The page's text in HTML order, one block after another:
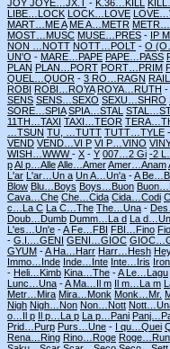
JOY JOYE…JX.T - K.36…KILL
LIBE…LOCK LOCK…LOVE
MART…ME A ME A…METR
MOST…MUSC MUSE…PRES - IP
NON …NOTT NOTT…POLT - O
UN'O - MARE…PAPE PAPE…PASS
PLAN PLAN…PORT PORT…PRIM
QUEL…QUOR - 3 RO…RAGN
ROBI ROBI…ROYA ROYA…RUTH -
SENS SENS…SEXO SEXU…SHRO
SORE…SPIA SPIA…STAL
11TH…TAXI TAXI…TEOR
…TSUN TU, …TUTT TUTT…TYLE -
VEND VEND…VI P VI P…VINO
WISH…WWW- X - Y 007…2 Gi -2
pAl p…AlleAlle…AmerAmer…Anam
L'ar L'ar…Un a Un A…Un'a -A
Blow Blu…Boys Boys…Buon
Cava…Che Che…Cida Cida…Codi
c…La C La C…The The…Una -
Doub…Dumb Dumm…La d La
L'es…Un'e -A Fe…FBI FBI…Fino
- G.I.…GENI GENI…GIOC
GYUM -A Ha…Harr Harr…Hesh
Immo…Inde Inde…Inte Inte…Iris
- Heli…Kimb Kina…The -A Le…Lagu
Lunc…Una -A Ma…Il m Il m…La m
Metr…Mira Mira…Monk Monk…Mr.
Nigh Nigh…Non Non…Nott
o…Il p Il p…La p La p…Pani
Prid…Purp Purs…Une - I qu…Quei
Rena…Ring Rino…Roge